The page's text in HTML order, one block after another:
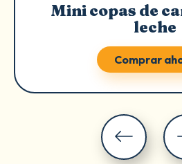
Mini copas de
leche
Comprar